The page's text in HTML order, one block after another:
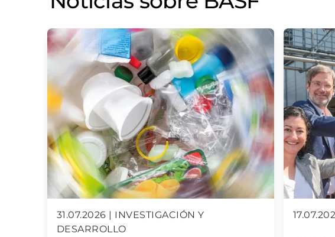
31.07.2026 | INVESTIGACIÓN Y
DESARROLLO